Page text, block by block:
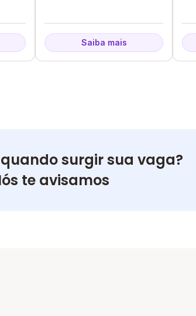
Saiba mais
surgir sua vaga?
te avisamos